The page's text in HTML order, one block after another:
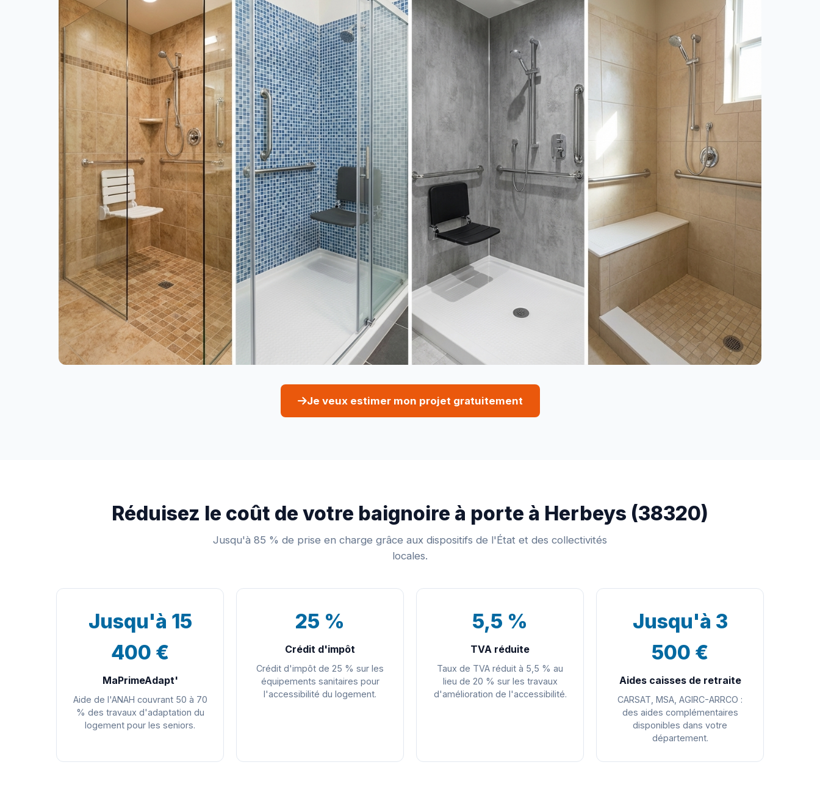
Je veux estimer mon projet gratuitement
Réduisez le coût de votre baignoire à porte à Herbeys (38320)
Jusqu'à 85 % de prise en charge grâce aux dispositifs de l'État et des collectivités
locales.
Jusqu'à 15
400 €
MaPrimeAdapt'
Aide de l'ANAH couvrant 50 à 70
% des travaux d'adaptation du
logement pour les seniors.
25 %
Crédit d'impôt
Crédit d'impôt de 25 % sur les
équipements sanitaires pour
l'accessibilité du logement.
5,5 %
TVA réduite
Taux de TVA réduit à 5,5 % au
lieu de 20 % sur les travaux
d'amélioration de l'accessibilité.
Jusqu'à 3
500 €
Aides caisses de retraite
CARSAT, MSA, AGIRC-ARRCO :
des aides complémentaires
disponibles dans votre
département.